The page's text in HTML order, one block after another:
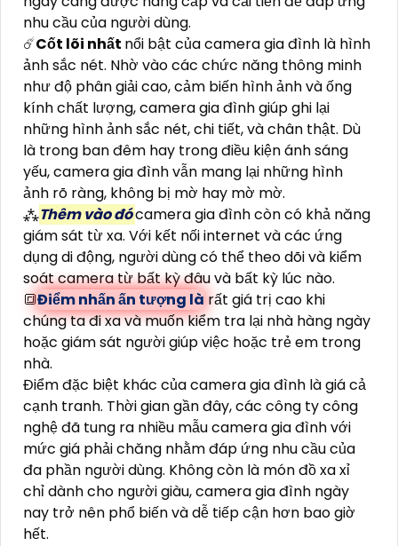
nhu cầu của người dùng.
☄️Cốt lõi nhất nổi bật của camera gia đình là hình
ảnh sắc nét. Nhờ vào các chức năng thông minh
như độ phân giải cao, cảm biến hình ảnh và ống
kính chất lượng, camera gia đình giúp ghi lại
những hình ảnh sắc nét, chi tiết, và chân thật. Dù
là trong ban đêm hay trong điều kiện ánh sáng
yếu, camera gia đình vẫn mang lại những hình
ảnh rõ ràng, không bị mờ hay mờ mờ.
⁂Thêm vào đócamera gia đình còn có khả năng
giám sát từ xa. Với kết nối internet và các ứng
dụng di động, người dùng có thể theo dõi và kiểm
soát camera từ bất kỳ đâu và bất kỳ lúc nào.
🔳Điểm nhấn ấn tượng là rất giá trị cao khi
chúng ta đi xa và muốn kiểm tra lại nhà hàng ngày
hoặc giám sát người giúp việc hoặc trẻ em trong
nhà.
Điểm đặc biệt khác của camera gia đình là giá cả
cạnh tranh. Thời gian gần đây, các công ty công
nghệ đã tung ra nhiều mẫu camera gia đình với
mức giá phải chăng nhằm đáp ứng nhu cầu của
đa phần người dùng. Không còn là món đồ xa xỉ
chỉ dành cho người giàu, camera gia đình ngày
nay trở nên phổ biến và dễ tiếp cận hơn bao giờ
hết.